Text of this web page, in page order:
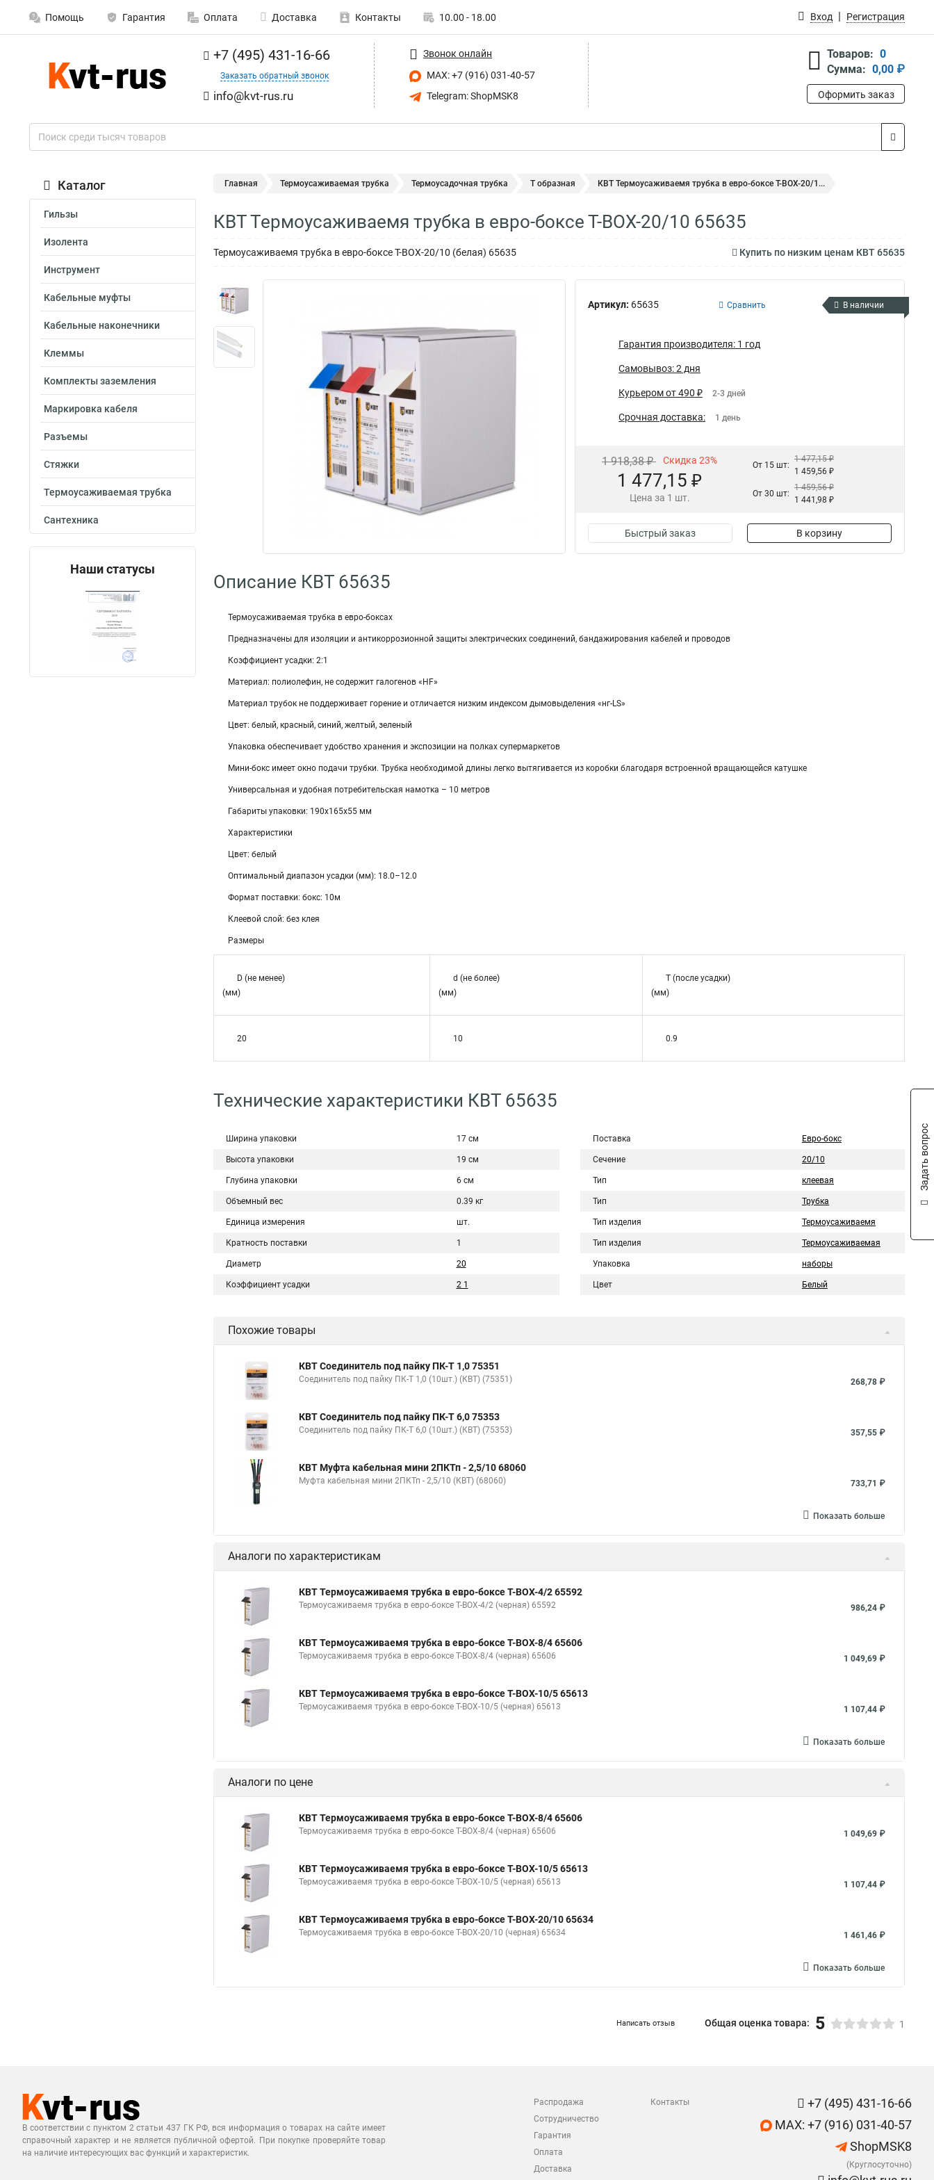
Помощь Гарантия Оплата Доставка Контакты 10.00 - 18.00 Вход Регистрация
+7 (495) 431-16-66
Заказать обратный звонок
info@kvt-rus.ru
Звонок онлайн
MAX: +7 (916) 031-40-57
Telegram: ShopMSK8
Товаров: 0
Сумма: 0,00 ₽
Оформить заказ
Каталог
Гильзы
Изолента
Инструмент
Кабельные муфты
Кабельные наконечники
Клеммы
Комплекты заземления
Маркировка кабеля
Разъемы
Стяжки
Термоусаживаемая трубка
Сантехника
Наши статусы
Главная Термоусаживаемая трубка Термоусадочная трубка Т образная КВТ Термоусаживаемя трубка в евро-боксе Т-BOX-20/1...
КВТ Термоусаживаемя трубка в евро-боксе Т-BOX-20/10 65635
Термоусаживаемя трубка в евро-боксе Т-BOX-20/10 (белая) 65635 Купить по низким ценам КВТ 65635
Артикул: 65635 Сравнить В наличии
Гарантия производителя: 1 год
Самовывоз: 2 дня
Курьером от 490 ₽ 2-3 дней
Срочная доставка: 1 день
1 918,38 ₽ Скидка 23%
1 477,15 ₽
Цена за 1 шт.
От 15 шт:
1 477,15 ₽
1 459,56 ₽
От 30 шт:
1 459,56 ₽
1 441,98 ₽
Быстрый заказ В корзину
Описание КВТ 65635
Термоусаживаемая трубка в евро-боксах
Предназначены для изоляции и антикоррозионной защиты электрических соединений, бандажирования кабелей и проводов
Коэффициент усадки: 2:1
Материал: полиолефин, не содержит галогенов «HF»
Материал трубок не поддерживает горение и отличается низким индексом дымовыделения «нг-LS»
Цвет: белый, красный, синий, желтый, зеленый
Упаковка обеспечивает удобство хранения и экспозиции на полках супермаркетов
Мини-бокс имеет окно подачи трубки. Трубка необходимой длины легко вытягивается из коробки благодаря встроенной вращающейся катушке
Универсальная и удобная потребительская намотка – 10 метров
Габариты упаковки: 190х165х55 мм
Характеристики
Цвет: белый
Оптимальный диапазон усадки (мм): 18.0–12.0
Формат поставки: бокс: 10м
Клеевой слой: без клея
Размеры
D (не менее)
(мм)
d (не более)
(мм)
T (после усадки)
(мм)
20 10 0.9
Технические характеристики КВТ 65635
Ширина упаковки 17 см
Высота упаковки 19 см
Глубина упаковки 6 см
Объемный вес 0.39 кг
Единица измерения шт.
Кратность поставки 1
Диаметр 20
Коэффициент усадки 2 1
Поставка Евро-бокс
Сечение 20/10
Тип клеевая
Тип Трубка
Тип изделия Термоусаживаемя
Тип изделия Термоусаживаемая
Упаковка наборы
Цвет Белый
Похожие товары
КВТ Соединитель под пайку ПК-Т 1,0 75351
Соединитель под пайку ПК-Т 1,0 (10шт.) (КВТ) (75351) 268,78 ₽
КВТ Соединитель под пайку ПК-Т 6,0 75353
Соединитель под пайку ПК-Т 6,0 (10шт.) (КВТ) (75353) 357,55 ₽
КВТ Муфта кабельная мини 2ПКТп - 2,5/10 68060
Муфта кабельная мини 2ПКТп - 2,5/10 (КВТ) (68060) 733,71 ₽
Показать больше
Аналоги по характеристикам
КВТ Термоусаживаемя трубка в евро-боксе Т-BOX-4/2 65592
Термоусаживаемя трубка в евро-боксе Т-BOX-4/2 (черная) 65592 986,24 ₽
КВТ Термоусаживаемя трубка в евро-боксе Т-BOX-8/4 65606
Термоусаживаемя трубка в евро-боксе Т-BOX-8/4 (черная) 65606 1 049,69 ₽
КВТ Термоусаживаемя трубка в евро-боксе Т-BOX-10/5 65613
Термоусаживаемя трубка в евро-боксе Т-BOX-10/5 (черная) 65613 1 107,44 ₽
Показать больше
Аналоги по цене
КВТ Термоусаживаемя трубка в евро-боксе Т-BOX-8/4 65606
Термоусаживаемя трубка в евро-боксе Т-BOX-8/4 (черная) 65606 1 049,69 ₽
КВТ Термоусаживаемя трубка в евро-боксе Т-BOX-10/5 65613
Термоусаживаемя трубка в евро-боксе Т-BOX-10/5 (черная) 65613 1 107,44 ₽
КВТ Термоусаживаемя трубка в евро-боксе Т-BOX-20/10 65634
Термоусаживаемя трубка в евро-боксе Т-BOX-20/10 (черная) 65634 1 461,46 ₽
Показать больше
Написать отзыв Общая оценка товара: 5 1
В соответствии с пунктом 2 статьи 437 ГК РФ, вся информация о товарах на сайте имеет
справочный характер и не является публичной офертой. При покупке проверяйте товар
на наличие интересующих вас функций и характеристик.
Распродажа
Сотрудничество
Гарантия
Оплата
Доставка
Контакты
+7 (495) 431-16-66
MAX: +7 (916) 031-40-57
ShopMSK8
(Круглосуточно)
Задать вопрос